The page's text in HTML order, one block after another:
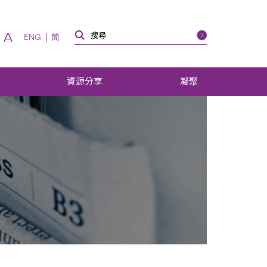
A ENG 简
資源分享 凝聚